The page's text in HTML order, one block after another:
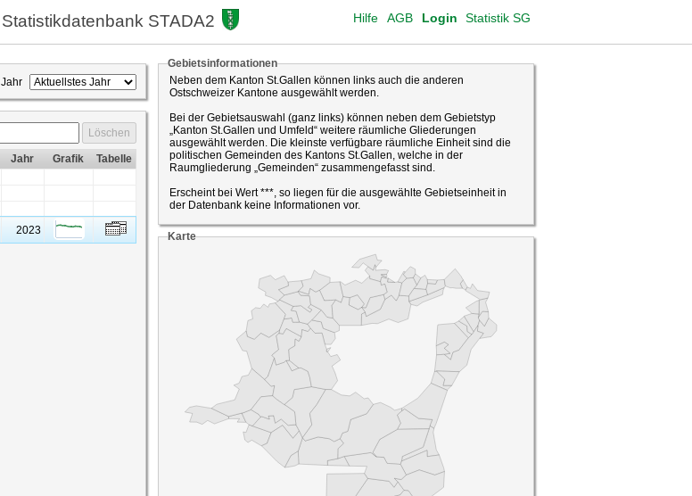
Statistikdatenbank STADA2 Login Statistik SG
AGB
Hilfe
Jahr
Löschen
Jahr Grafik
Tabelle
2023
Gebietsinformationen
Neben dem Kanton St.Gallen können links auch die anderen
Ostschweizer Kantone ausgewählt werden.
Bei der Gebietsauswahl (ganz links) können neben dem Gebietstyp
„Kanton St.Gallen und Umfeld“ weitere räumliche Gliederungen
ausgewählt werden. Die kleinste verfügbare räumliche Einheit sind die
politischen Gemeinden des Kantons St.Gallen, welche in der
Raumgliederung „Gemeinden“ zusammengefasst sind.
Erscheint bei Wert ***, so liegen für die ausgewählte Gebietseinheit in
der Datenbank keine Informationen vor.
Karte